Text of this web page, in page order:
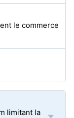
le commerce
limitant la